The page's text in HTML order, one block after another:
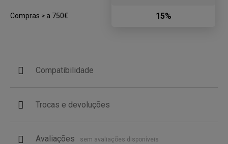
Compras ≥ a 750€ 15%
Compatibilidade
Trocas e devoluções
Avaliações sem avaliações disponíveis